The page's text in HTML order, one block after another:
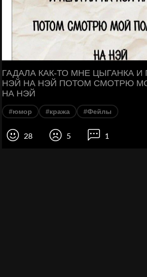
ГАДАЛА КАК-ТО МНЕ ЦЫГАНКА И
НЭЙ НА НЭЙ ПОТОМ СМОТРЮ
НА НЭЙ
#юмор #кража #Фейлы
28 5 1